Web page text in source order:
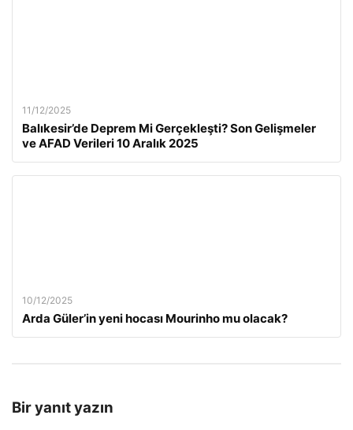
11/12/2025
Balıkesir’de Deprem Mi Gerçekleşti? Son Gelişmeler
ve AFAD Verileri 10 Aralık 2025
10/12/2025
Arda Güler’in yeni hocası Mourinho mu olacak?
Bir yanıt yazın